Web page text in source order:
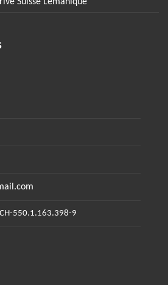
550.1.163.398-9